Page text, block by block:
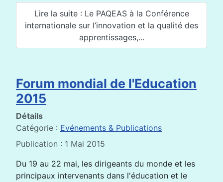
Lire la suite : Le PAQEAS à la Conférence
internationale sur l’innovation et la qualité des
apprentissages,...
Forum mondial de l'Education
2015
Détails
Catégorie : Evénements & Publications
Publication : 1 Mai 2015
Du 19 au 22 mai, les dirigeants du monde et les
principaux intervenants dans l'éducation et le